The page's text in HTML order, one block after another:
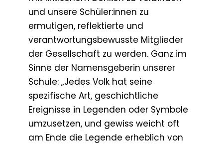
und unsere Schüler:innen zu
ermutigen, reflektierte und
verantwortungsbewusste Mitglieder
der Gesellschaft zu werden. Ganz im
Sinne der Namensgeberin unserer
Schule: „Jedes Volk hat seine
spezifische Art, geschichtliche
Ereignisse in Legenden oder Symbole
umzusetzen, und gewiss weicht oft
am Ende die Legende erheblich von